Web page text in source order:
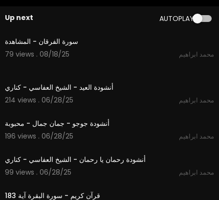
Up next AUTOPLAY
2:18
سورة الفرقان - المشاهدة
79 views . 08/18/25
محمد ابراهيم
أنشودة العيد - الشيخ العفاسي - كناري
214 views . 06/28/25
محمد ابراهيم
أنشودة جوجو - جمان جمال - محبوبة
196 views . 06/28/25
محمد ابراهيم
أنشودة رحمان يا رحمان - الشيخ العفاسي - كناري
99 views . 06/28/25
محمد ابراهيم
قرآن كريم - سورة البقرة آية 183